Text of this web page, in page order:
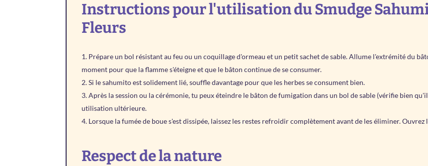
Instructions pour l'utilisation du Smudge
Fleurs
Prépare un bol résistant au feu ou un coquillage d'ormeau et un petit sachet de sable. Allume l'extrémité du
moment pour que la flamme s'éteigne et que le bâton continue de se consumer.
Si le sahumito est solidement lié, souffle davantage pour que les herbes se consument bien.
Après la session ou la cérémonie, tu peux éteindre le bâton de fumigation dans un bol de sable (vérifie bien
utilisation ultérieure.
Lorsque la fumée de boue s'est dissipée, laissez les restes refroidir complètement avant de les éliminer. Ouvrez
Respect de la nature